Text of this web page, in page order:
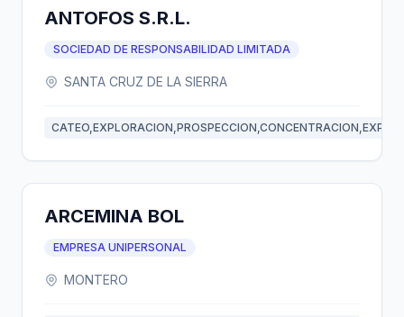
ANTOFOS S.R.L.
SOCIEDAD DE RESPONSABILIDAD LIMITADA
SANTA CRUZ DE LA SIERRA
ARCEMINA BOL
EMPRESA UNIPERSONAL
MONTERO